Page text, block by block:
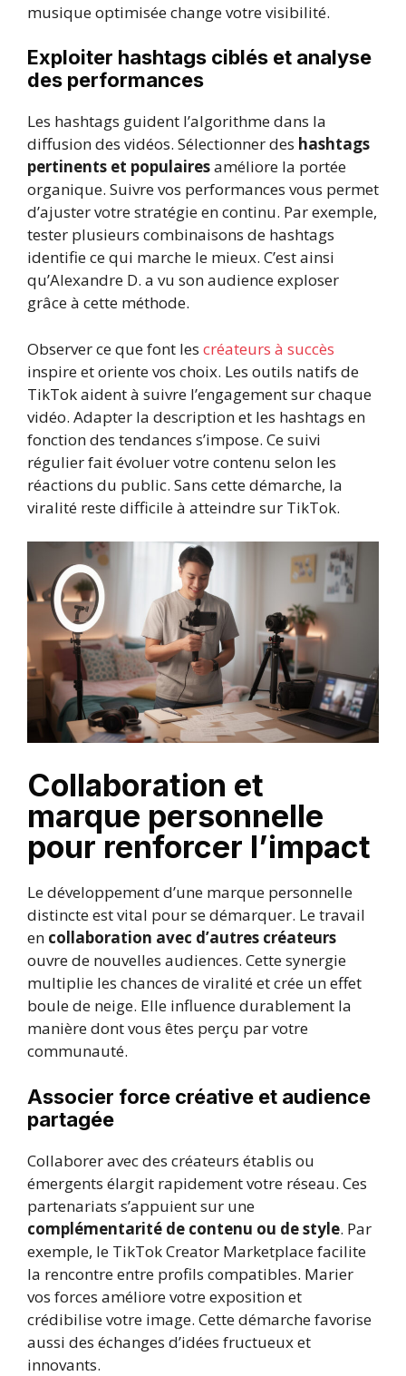
musique optimisée change votre visibilité.
Exploiter hashtags ciblés et analyse
des performances
Les hashtags guident l’algorithme dans la
diffusion des vidéos. Sélectionner des hashtags
pertinents et populairesaméliore la portée
organique. Suivre vos performances vous permet
d’ajuster votre stratégie en continu. Par exemple,
tester plusieurs combinaisons de hashtags
identifie ce qui marche le mieux. C’est ainsi
qu’Alexandre D. a vu son audience exploser
grâce à cette méthode.
Observer ce que font les créateurs à succès
inspire et oriente vos choix. Les outils natifs de
TikTok aident à suivre l’engagement sur chaque
vidéo. Adapter la description et les hashtags en
fonction des tendances s’impose. Ce suivi
régulier fait évoluer votre contenu selon les
réactions du public. Sans cette démarche, la
viralité reste difficile à atteindre sur TikTok.
Collaboration et
marque personnelle
pour renforcer l’impact
Le développement d’une marque personnelle
distincte est vital pour se démarquer. Le travail
en collaboration avec d’autres créateurs
ouvre de nouvelles audiences. Cette synergie
multiplie les chances de viralité et crée un effet
boule de neige. Elle influence durablement la
manière dont vous êtes perçu par votre
communauté.
Associer force créative et audience
partagée
Collaborer avec des créateurs établis ou
émergents élargit rapidement votre réseau. Ces
partenariats s’appuient sur une
complémentarité de contenu ou de style. Par
exemple, le TikTok Creator Marketplace facilite
la rencontre entre profils compatibles. Marier
vos forces améliore votre exposition et
crédibilise votre image. Cette démarche favorise
aussi des échanges d’idées fructueux et
innovants.